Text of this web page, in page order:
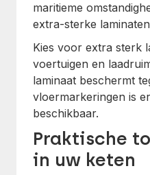
maritieme
extra-sterke
Kies voor extra sterk
voertuigen en
laminaat beschermt
vloermarkeringen is
beschikbaar.
Praktische
in uw keten